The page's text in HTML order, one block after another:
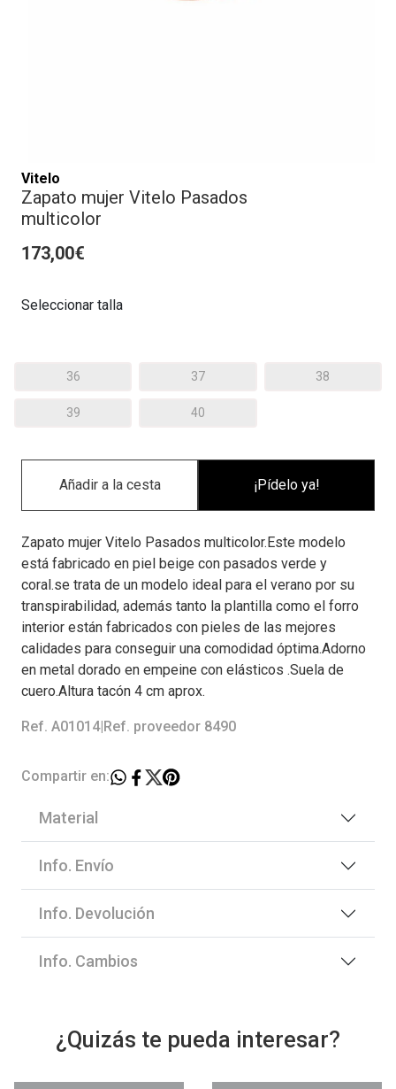
Vitelo
Zapato mujer Vitelo Pasados
multicolor
173,00€
Seleccionar talla
36 37 38
39 40
¡Pídelo ya!
Zapato mujer Vitelo Pasados multicolor.Este modelo
está fabricado en piel beige con pasados verde y
coral.se trata de un modelo ideal para el verano por su
transpirabilidad, además tanto la plantilla como el forro
interior están fabricados con pieles de las mejores
calidades para conseguir una comodidad óptima.Adorno
en metal dorado en empeine con elásticos .Suela de
cuero.Altura tacón 4 cm aprox.
Ref. A01014| Ref. proveedor 8490
Compartir en:
Material
Info. Envío
Info. Devolución
Info. Cambios
¿Quizás te pueda interesar?